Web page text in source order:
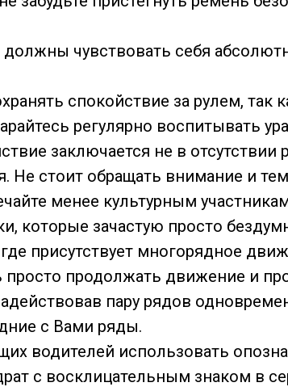
чувствовать себя
спокойствие за рулем,
регулярно воспитывать
заключается не в отсутствии
Не стоит обращать внимание и
менее культурным
которые зачастую просто
присутствует многорядное
продолжать движение и
пару рядов
с Вами ряды.
водителей использовать
с восклицательным знаком в